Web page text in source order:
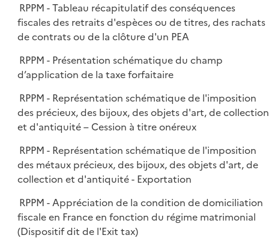
RPPM - Tableau récapitulatif des conséquences
fiscales des retraits d'espèces ou de titres, des rachats
de contrats ou de la clôture d'un PEA
RPPM - Présentation schématique du champ
d’application de la taxe forfaitaire
RPPM - Représentation schématique de l'imposition
des précieux, des bijoux, des objets d'art, de collection
et d'antiquité – Cession à titre onéreux
RPPM - Représentation schématique de l'imposition
des métaux précieux, des bijoux, des objets d'art, de
collection et d'antiquité - Exportation
RPPM - Appréciation de la condition de domiciliation
fiscale en France en fonction du régime matrimonial
(Dispositif dit de l'Exit tax)